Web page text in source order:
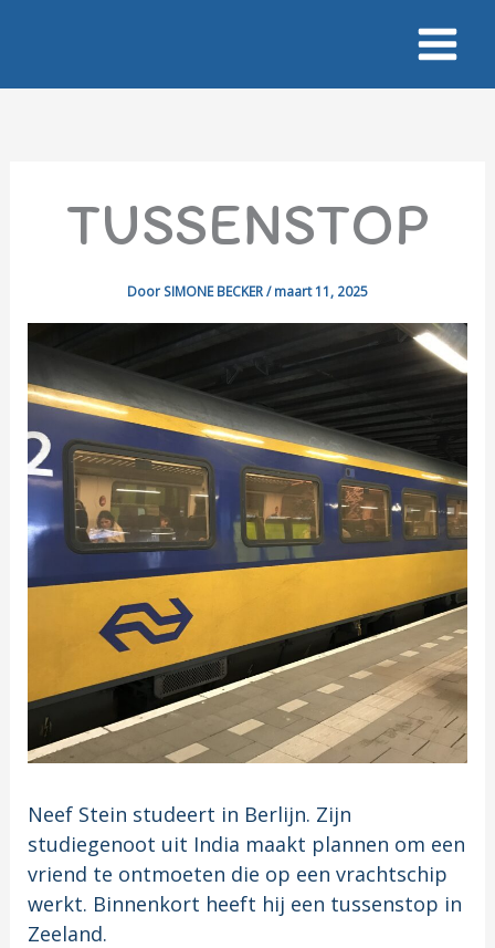
TUSSENSTOP
Door SIMONE BECKER/maart 11, 2025
Neef Stein studeert in Berlijn. Zijn
studiegenoot uit India maakt plannen om een
vriend te ontmoeten die op een vrachtschip
werkt. Binnenkort heeft hij een tussenstop in
Zeeland.